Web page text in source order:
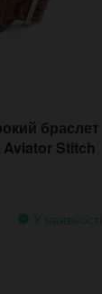
браслет
Stitch
У наявності